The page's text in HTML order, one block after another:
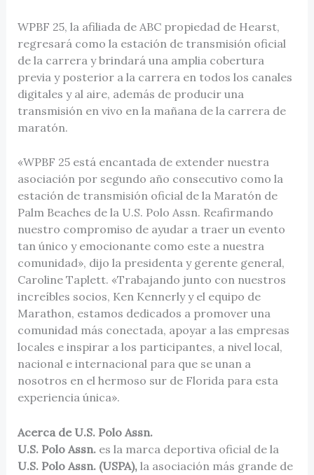
WPBF 25, la afiliada de ABC propiedad de Hearst,
regresará como la estación de transmisión oficial
de la carrera y brindará una amplia cobertura
previa y posterior a la carrera en todos los canales
digitales y al aire, además de producir una
transmisión en vivo en la mañana de la carrera de
maratón.
«WPBF 25 está encantada de extender nuestra
asociación por segundo año consecutivo como la
estación de transmisión oficial de la Maratón de
Palm Beaches de la U.S. Polo Assn. Reafirmando
nuestro compromiso de ayudar a traer un evento
tan único y emocionante como este a nuestra
comunidad», dijo la presidenta y gerente general,
Caroline Taplett. «Trabajando junto con nuestros
increíbles socios, Ken Kennerly y el equipo de
Marathon, estamos dedicados a promover una
comunidad más conectada, apoyar a las empresas
locales e inspirar a los participantes, a nivel local,
nacional e internacional para que se unan a
nosotros en el hermoso sur de Florida para esta
experiencia única».
Acerca de U.S. Polo Assn.
U.S. Polo Assn. es la marca deportiva oficial de la
U.S. Polo Assn. (USPA),la asociación más grande de